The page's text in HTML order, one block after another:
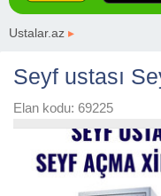
Ustalar.az ▸
Seyf ustası
Elan kodu: 69225